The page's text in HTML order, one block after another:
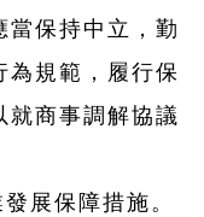
當保持中立，勤
為規範，履行保
就商事調解協議
展保障措施。